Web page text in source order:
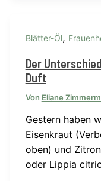
Blätter-Öl,
Der
Duft
Von Eliane
Gestern haben
Eisenkraut
oben) und
oder Lippia